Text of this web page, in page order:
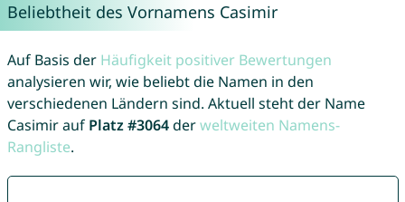
Beliebtheit des Vornamens Casimir
Auf Basis der Häufigkeit positiver Bewertungen
analysieren wir, wie beliebt die Namen in den
verschiedenen Ländern sind. Aktuell steht der Name
Casimir auf Platz #3064derweltweiten Namens-
Rangliste.